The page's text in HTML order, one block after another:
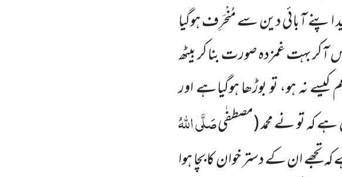
اپنے آبائی دین سے مُنْحَرِف ہوگیا
بہت غمزدہ صورت بنا کر بیٹھ
نہ ہو، تو بوڑھا ہوگیاہے اور
کہ تو نے محمد(مصطفٰیصَلَّی اللّٰہُ
ان کے دستر خوان کا بچا ہوا